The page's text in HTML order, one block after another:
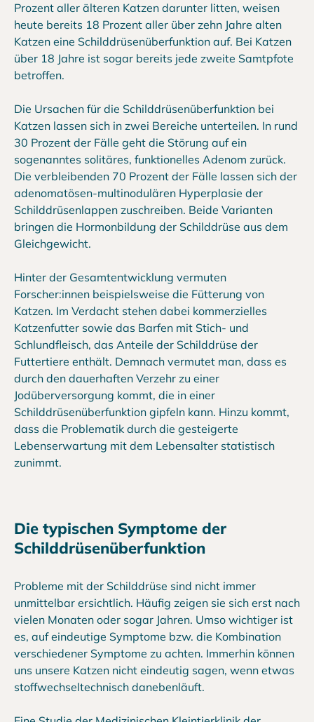
Prozent aller älteren Katzen darunter litten, weisen
heute bereits 18 Prozent aller über zehn Jahre alten
Katzen eine Schilddrüsenüberfunktion auf. Bei Katzen
über 18 Jahre ist sogar bereits jede zweite Samtpfote
betroffen.
Die Ursachen für die Schilddrüsenüberfunktion bei
Katzen lassen sich in zwei Bereiche unterteilen. In rund
30 Prozent der Fälle geht die Störung auf ein
sogenanntes solitäres, funktionelles Adenom zurück.
Die verbleibenden 70 Prozent der Fälle lassen sich der
adenomatösen-multinodulären Hyperplasie der
Schilddrüsenlappen zuschreiben. Beide Varianten
bringen die Hormonbildung der Schilddrüse aus dem
Gleichgewicht.
Hinter der Gesamtentwicklung vermuten
Forscher:innen beispielsweise die Fütterung von
Katzen. Im Verdacht stehen dabei kommerzielles
Katzenfutter sowie das Barfen mit Stich- und
Schlundfleisch, das Anteile der Schilddrüse der
Futtertiere enthält. Demnach vermutet man, dass es
durch den dauerhaften Verzehr zu einer
Jodüberversorgung kommt, die in einer
Schilddrüsenüberfunktion gipfeln kann. Hinzu kommt,
dass die Problematik durch die gesteigerte
Lebenserwartung mit dem Lebensalter statistisch
zunimmt.
Die typischen Symptome der
Schilddrüsenüberfunktion
Probleme mit der Schilddrüse sind nicht immer
unmittelbar ersichtlich. Häufig zeigen sie sich erst nach
vielen Monaten oder sogar Jahren. Umso wichtiger ist
es, auf eindeutige Symptome bzw. die Kombination
verschiedener Symptome zu achten. Immerhin können
uns unsere Katzen nicht eindeutig sagen, wenn etwas
stoffwechseltechnisch danebenläuft.